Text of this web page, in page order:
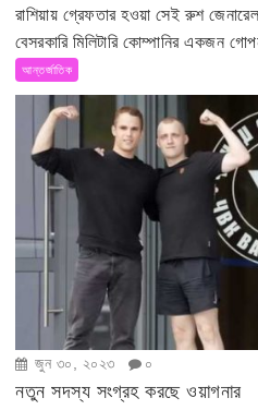
রাশিয়ায় গ্রেফতার হওয়া সেই রুশ
বেসরকারি মিলিটারি কোম্পানির একজন
আন্তর্জাতিক
জুন ৩০, ২০২৩ ০
নতুন সদস্য সংগ্রহ করছে ওয়াগনার